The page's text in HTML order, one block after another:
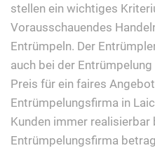
stellen ein wichtiges
Vorausschauendes
Entrümpeln. Der
auch bei der
Preis für ein faires
Entrümpelungsfirma in
Kunden immer realisierbar
Entrümpelungsfirma